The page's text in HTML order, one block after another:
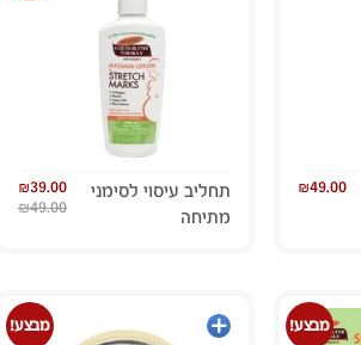
₪49.00
תחליב עיסוי לסימני
מתיחה
₪49.00
₪39.00
מבצע! מבצע!
הוספה
לסל